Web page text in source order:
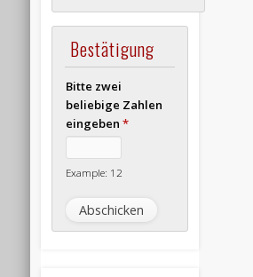
Bestätigung
Bitte zwei
beliebige Zahlen
eingeben*
Example: 12